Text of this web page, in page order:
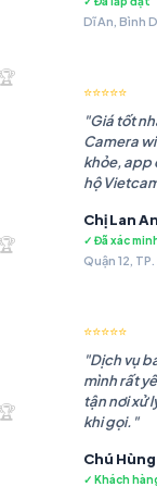
₫.
₫.
₫.
Dĩ An, Bình
⭐⭐⭐⭐⭐
"Giá tốt
Camera
khỏe, app
hộ
Chị Lan
✓ Đã xác
Quận 12,
⭐⭐⭐⭐⭐
"Dịch vụ
mình rất
tận nơi xử
khi gọi."
Chú Hùng
✓ Khách